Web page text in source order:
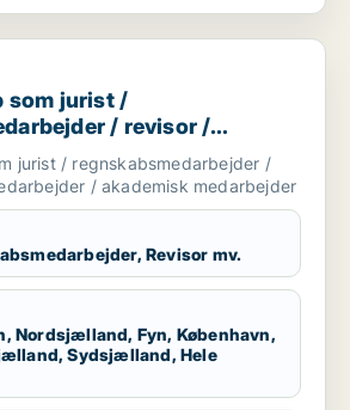
jurist / regnskabsmedarbejder / revisor
som jurist /
/ revisor /
/ akademisk
jurist / regnskabsmedarbejder /
/ akademisk medarbejder
Revisor mv.
Nordsjælland, Fyn, København,
Sydsjælland, Hele